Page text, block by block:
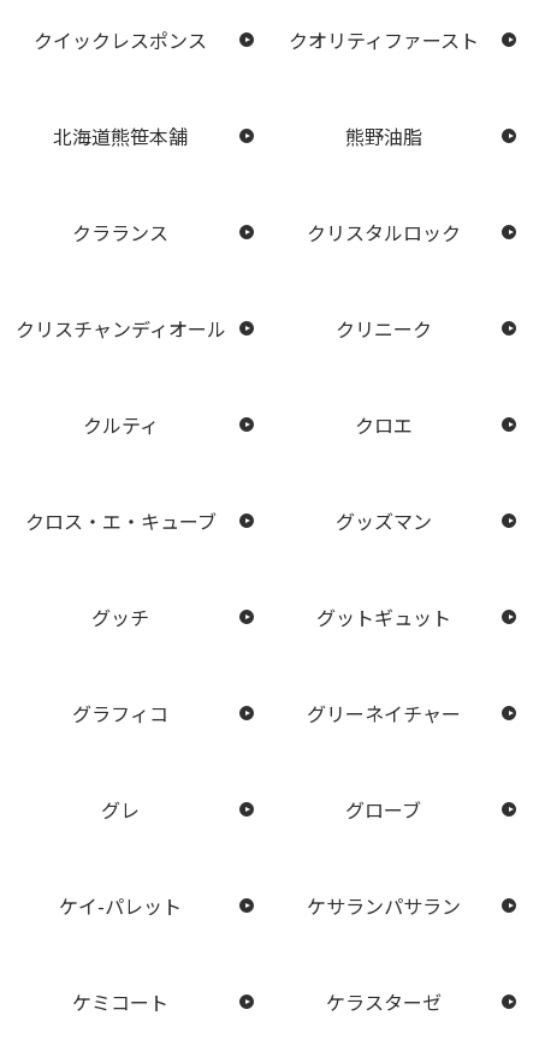
クイックレスポンス クオリティファースト
北海道熊笹本舗 熊野油脂
クラランス クリスタルロック
クリスチャンディオール クリニーク
クルティ クロエ
クロス・エ・キューブ グッズマン
グッチ グットギュット
グラフィコ グリーネイチャー
グレ グローブ
ケイ-パレット ケサランパサラン
ケミコート ケラスターゼ